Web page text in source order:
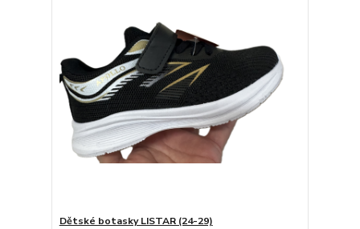
Dětské botasky LISTAR (24-29)